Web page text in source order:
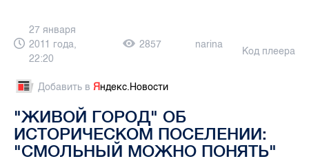
27 января
2011 года,
22:20
2857 narina
Код плеера
Добавить в Яндекс.Новости
"ЖИВОЙ ГОРОД" ОБ
ИСТОРИЧЕСКОМ ПОСЕЛЕНИИ:
"СМОЛЬНЫЙ МОЖНО ПОНЯТЬ"